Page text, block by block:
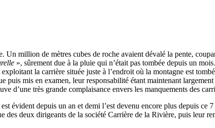
million de mètres cubes de roche avaient dévalé la pente,
», sûrement due à la pluie qui n’était pas tombée depuis un
la carrière située juste à l’endroit où la montagne est
mis en examen, leur responsabilité étant maintenant
d’une très grande complaisance envers les manquements des
évident depuis un an et demi l’est devenu encore plus depuis ce
des deux dirigeants de la société Carrière de la Rivière, puis leur